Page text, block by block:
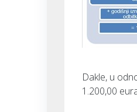
Dakle, u
1.200,00